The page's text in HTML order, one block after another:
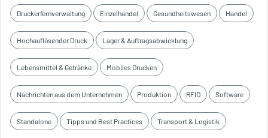
Druckerfernverwaltung Einzelhandel Gesundheitswesen Handel
Hochauflösender Druck Lager & Auftragsabwicklung
Lebensmittel & Getränke Mobiles Drucken
Nachrichten aus dem Unternehmen Produktion RFID Software
Standalone Tipps und Best Practices Transport & Logistik